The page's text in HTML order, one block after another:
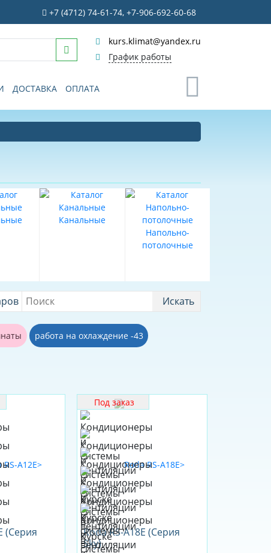
+7 (4712) 74-61-74, +7-906-692-60-68
kurs.klimat@yandex.ru
График работы
ДОСТАВКА ОПЛАТА
Канальные
Напольно-
потолочные
Искать
работа на охлаждение -43
(Серия
Под заказ
Roda RS-A18E (Серия
Sky)